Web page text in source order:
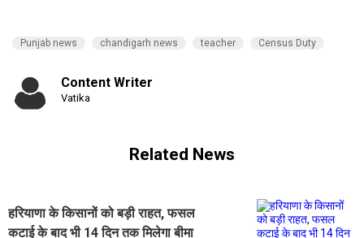
Punjab news chandigarh news teacher Census Duty
Content Writer
Vatika
Related News
हरियाणा के किसानों को बड़ी राहत, फसल
कटाई के बाद भी 14 दिन तक मिलेगा बीमा